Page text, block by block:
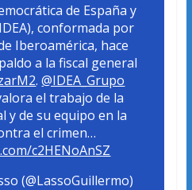
de España y
conformada por
Iberoamérica, hace
a la fiscal general
.@IDEA_Grupo
el trabajo de la
y de su equipo en la
el crimen…
c2HENoAnSZ
(@LassoGuillermo)